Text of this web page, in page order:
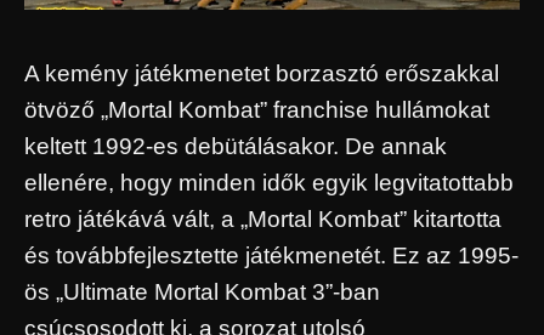
A kemény játékmenetet borzasztó erőszakkal
ötvöző „Mortal Kombat” franchise hullámokat
keltett 1992-es debütálásakor. De annak
ellenére, hogy minden idők egyik legvitatottabb
retro játékává vált, a „Mortal Kombat” kitartotta
és továbbfejlesztette játékmenetét. Ez az 1995-
ös „Ultimate Mortal Kombat 3”-ban
csúcsosodott ki, a sorozat utolsó